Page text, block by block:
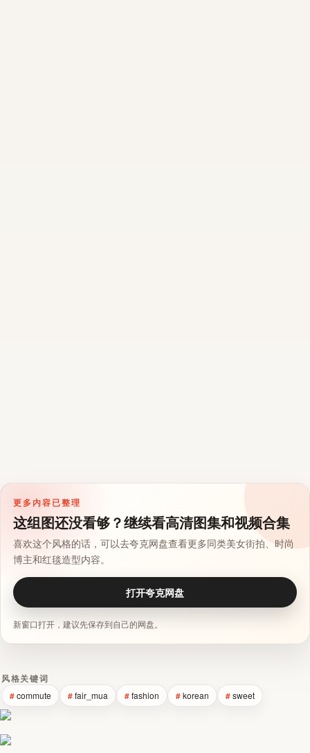
更多内容已整理
这组图还没看够？继续看高清图集和视频合集
喜欢这个风格的话，可以去夸克网盘查看更多同类美女街拍、时尚
博主和红毯造型内容。
打开夸克网盘
新窗口打开，建议先保存到自己的网盘。
风格关键词
commute fair_mua fashion korean sweet